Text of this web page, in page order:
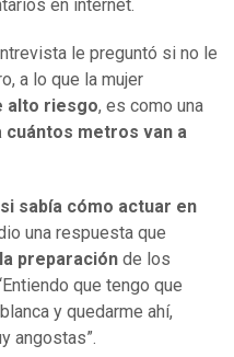
en internet.
le preguntó si no le
a lo que la mujer
alto riesgo, es como una
cuántos metros van a
sabía cómo actuar en
una respuesta que
preparación de los
que tengo que
y quedarme ahí,
angostas”.